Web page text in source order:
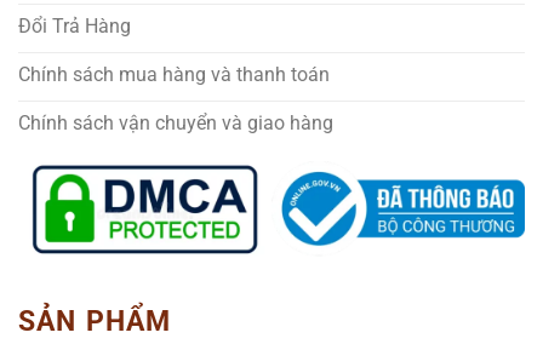
Đổi Trả Hàng
Chính sách mua hàng và thanh toán
Chính sách vận chuyển và giao hàng
SẢN PHẨM